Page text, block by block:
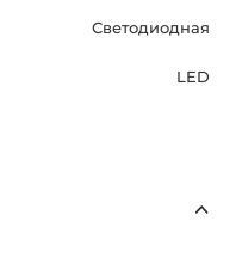
Светодиодная
LED